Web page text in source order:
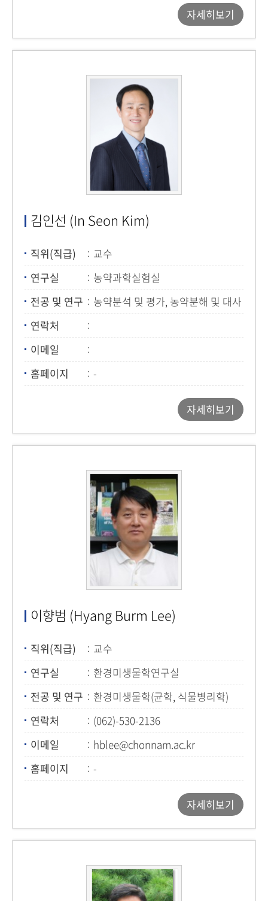
자세히보기
김인선 (In Seon Kim)
직위(직급)
교수
연구실
농약과학실험실
전공 및 연구
농약분석 및 평가, 농약분해 및 대사
연락처
이메일
홈페이지
-
자세히보기
이향범 (Hyang Burm Lee)
직위(직급)
교수
연구실
환경미생물학연구실
전공 및 연구
환경미생물학(균학, 식물병리학)
연락처
(062)-530-2136
이메일
hblee@chonnam.ac.kr
홈페이지
-
자세히보기